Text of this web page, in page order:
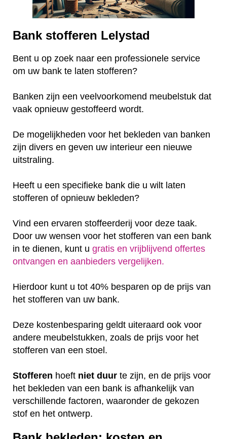
Bank stofferen Lelystad
Bent u op zoek naar een professionele service
om uw bank te laten stofferen?
Banken zijn een veelvoorkomend meubelstuk dat
vaak opnieuw gestoffeerd wordt.
De mogelijkheden voor het bekleden van banken
zijn divers en geven uw interieur een nieuwe
uitstraling.
Heeft u een specifieke bank die u wilt laten
stofferen of opnieuw bekleden?
Vind een ervaren stoffeerderij voor deze taak.
Door uw wensen voor het stofferen van een bank
in te dienen, kunt u gratis en vrijblijvend offertes
ontvangen en aanbieders vergelijken.
Hierdoor kunt u tot 40% besparen op de prijs van
het stofferen van uw bank.
Deze kostenbesparing geldt uiteraard ook voor
andere meubelstukken, zoals de prijs voor het
stofferen van een stoel.
Stofferen hoeft niet duur te zijn, en de prijs voor
het bekleden van een bank is afhankelijk van
verschillende factoren, waaronder de gekozen
stof en het ontwerp.